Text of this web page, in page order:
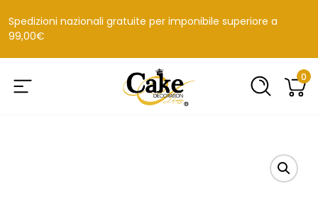
Spedizioni nazionali gratuite per imponibile superiore a
99,00€
0